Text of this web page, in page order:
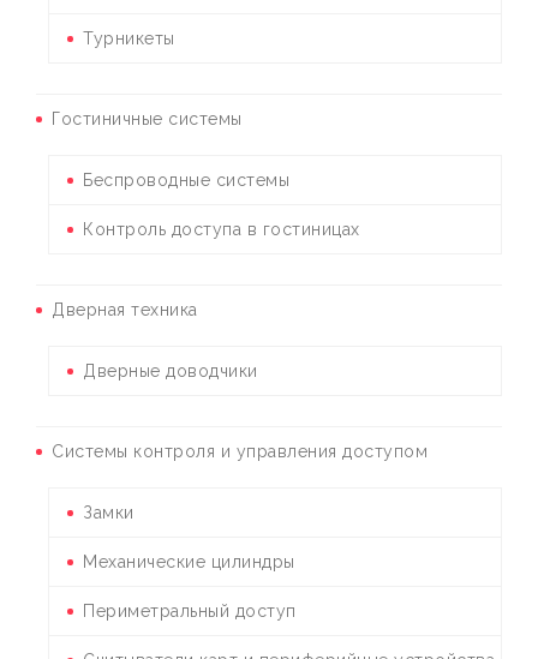
Турникеты
Гостиничные системы
Беспроводные системы
Контроль доступа в гостиницах
Дверная техника
Дверные доводчики
Системы контроля и управления доступом
Замки
Механические цилиндры
Периметральный доступ